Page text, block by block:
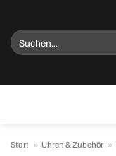
Inhalt
springen
Suchen
nach:
Start » Uhren & Zubehör »